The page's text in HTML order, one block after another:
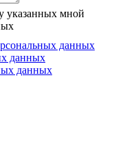
указанных мной
данных
данных
данных